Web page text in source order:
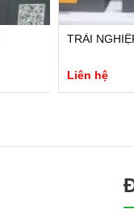
TRẢI
Liên hệ